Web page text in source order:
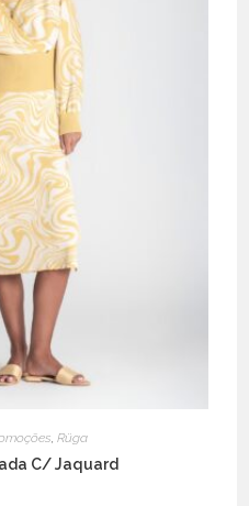
, Rüga
C/ Jaquard